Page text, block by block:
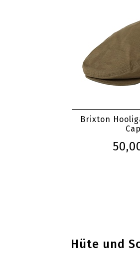
Brixton
Cap
Hüte und